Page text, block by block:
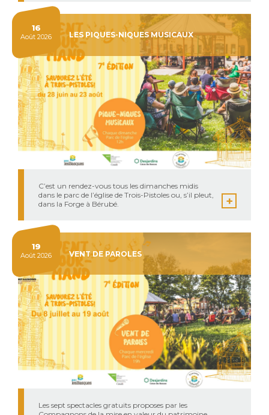
LES PIQUES-NIQUES MUSICAUX
16
Août 2026
C’est un rendez-vous tous les dimanches midis
dans le parc de l’église de Trois-Pistoles ou, s’il pleut,
dans la Forge à Bérubé.
VENT DE PAROLES
19
Août 2026
Les sept spectacles gratuits proposes par les